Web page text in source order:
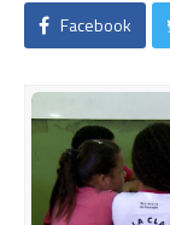
Facebook